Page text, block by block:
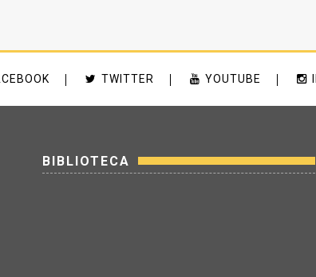
TWITTER YOUTUBE
BIBLIOTECA